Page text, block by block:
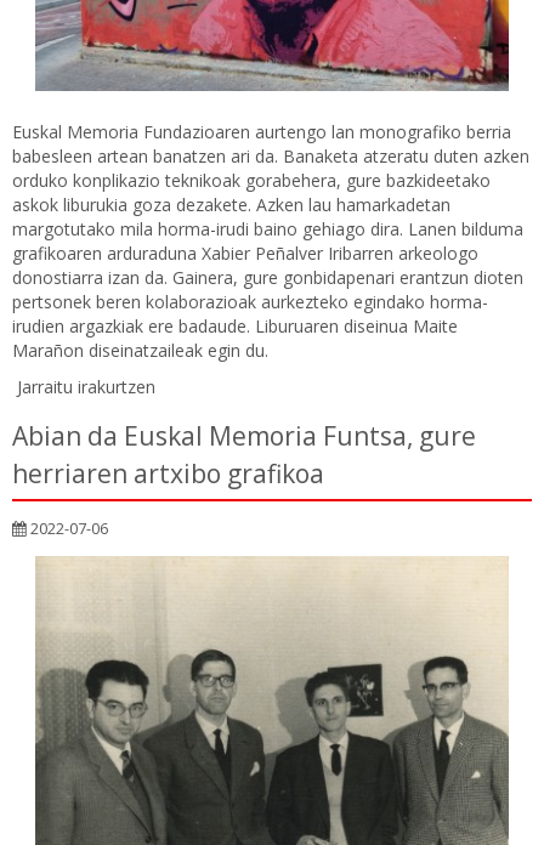
Euskal Memoria Fundazioaren aurtengo lan monografiko berria
babesleen artean banatzen ari da. Banaketa atzeratu duten azken
orduko konplikazio teknikoak gorabehera, gure bazkideetako
askok liburukia goza dezakete. Azken lau hamarkadetan
margotutako mila horma-irudi baino gehiago dira. Lanen bilduma
grafikoaren arduraduna Xabier Peñalver Iribarren arkeologo
donostiarra izan da. Gainera, gure gonbidapenari erantzun dioten
pertsonek beren kolaborazioak aurkezteko egindako horma-
irudien argazkiak ere badaude. Liburuaren diseinua Maite
Marañon diseinatzaileak egin du.
Jarraitu irakurtzen
Abian da Euskal Memoria Funtsa, gure
herriaren artxibo grafikoa
2022-07-06